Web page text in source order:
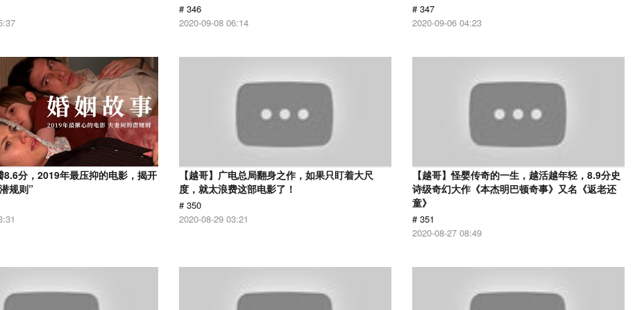
# 346
2020-09-08 06:14
# 347
2020-09-06 04:23
8.6分，2019年最压抑的电影，揭开
规则”
【越哥】广电总局翻身之作，如果只盯着大尺
度，就太浪费这部电影了！
# 350
2020-08-29 03:21
【越哥】怪婴传奇的一生，越活越年轻，8.9分史
诗级奇幻大作《本杰明巴顿奇事》又名《返老还
童》
# 351
2020-08-27 08:49